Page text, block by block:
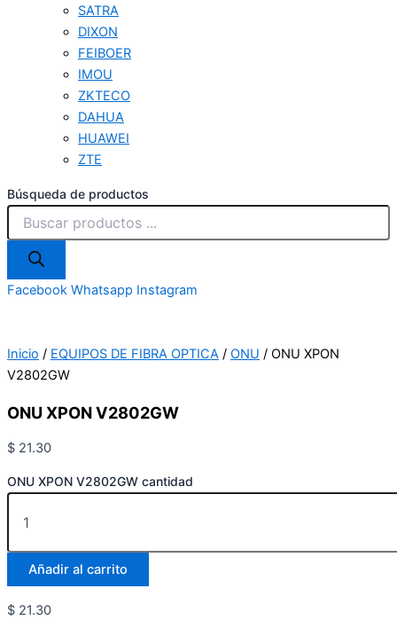
SATRA
DIXON
FEIBOER
IMOU
ZKTECO
DAHUA
HUAWEI
ZTE
Búsqueda de productos
Facebook Whatsapp Instagram
Inicio / EQUIPOS DE FIBRA OPTICA / ONU / ONU XPON
V2802GW
ONU XPON V2802GW
$ 21.30
ONU XPON V2802GW cantidad
Añadir al carrito
$ 21.30